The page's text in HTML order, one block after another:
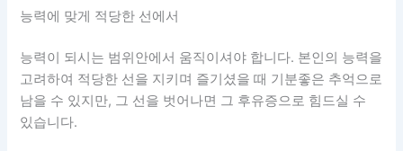
능력에 맞게 적당한 선에서
능력이 되시는 범위안에서 움직이셔야 합니다. 본인의 능력을
고려하여 적당한 선을 지키며 즐기셨을 때 기분좋은 추억으로
남을 수 있지만, 그 선을 벗어나면 그 후유증으로 힘드실 수
있습니다.